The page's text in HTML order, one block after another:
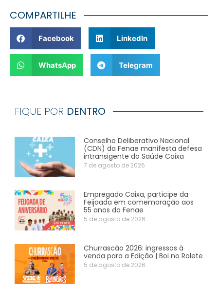
COMPARTILHE
Facebook LinkedIn
WhatsApp Telegram
FIQUE POR DENTRO
Conselho Deliberativo Nacional
(CDN) da Fenae manifesta defesa
intransigente do Saúde Caixa
7 de agosto de 2026
Empregado Caixa, participe da
Feijoada em comemoração aos
55 anos da Fenae
5 de agosto de 2026
Churrascão 2026: ingressos à
venda para a Edição | Boi no Rolete
5 de agosto de 2026